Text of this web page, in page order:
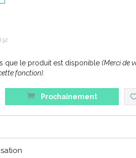
que le produit est disponible (Merci de
fonction).
Prochainement